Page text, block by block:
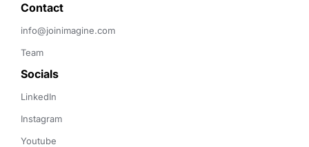
Contact
info@joinimagine.com
Team
Socials
LinkedIn
Instagram
Youtube